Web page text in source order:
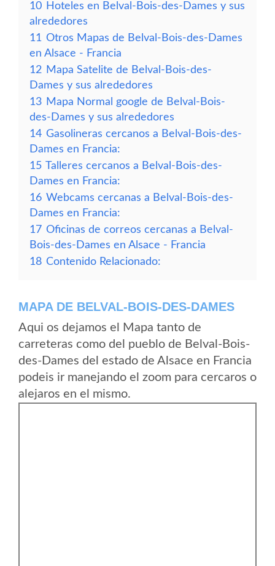
10 Hoteles en Belval-Bois-des-Dames y sus
alrededores
11 Otros Mapas de Belval-Bois-des-Dames
en Alsace - Francia
12 Mapa Satelite de Belval-Bois-des-
Dames y sus alrededores
13 Mapa Normal google de Belval-Bois-
des-Dames y sus alrededores
14 Gasolineras cercanos a Belval-Bois-des-
Dames en Francia:
15 Talleres cercanos a Belval-Bois-des-
Dames en Francia:
16 Webcams cercanas a Belval-Bois-des-
Dames en Francia:
17 Oficinas de correos cercanas a Belval-
Bois-des-Dames en Alsace - Francia
18 Contenido Relacionado:
MAPA DE BELVAL-BOIS-DES-DAMES
Aqui os dejamos el Mapa tanto de
carreteras como del pueblo de Belval-Bois-
des-Dames del estado de Alsace en Francia
podeis ir manejando el zoom para cercaros o
alejaros en el mismo.